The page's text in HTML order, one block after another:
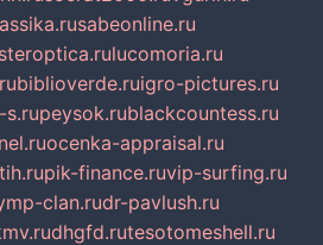
sabeonline.ru
lucomoria.ru
biblioverde.ruigro-pictures.ru
s.rupeysok.rublackcountess.ru
ocenka-appraisal.ru
pik-finance.ruvip-surfing.ru
clan.rudr-pavlush.ru
dhgfd.rutesotomeshell.ru